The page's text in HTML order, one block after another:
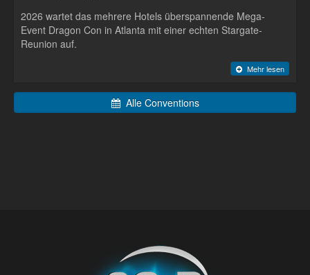
2026 wartet das mehrere Hotels überspannende Mega-
Event Dragon Con in Atlanta mit einer echten Stargate-
Reunion auf.
Mehr lesen
Alle Conventions